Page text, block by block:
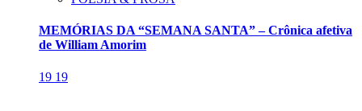
MEMÓRIAS DA “SEMANA SANTA” – Crônica afetiva
de William Amorim
19 19